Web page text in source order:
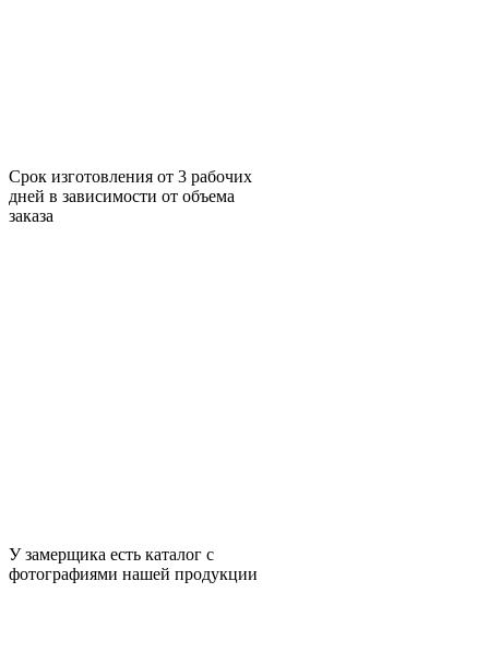
Срок изготовления от 3 рабочих
дней в зависимости от объема
заказа
У замерщика есть каталог с
фотографиями нашей продукции